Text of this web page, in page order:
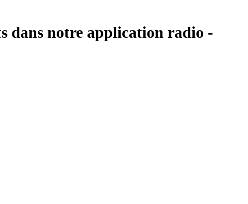
dans notre application radio -